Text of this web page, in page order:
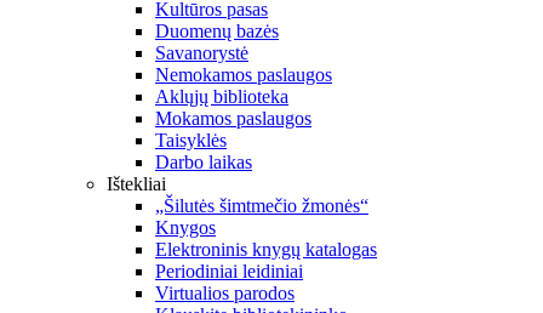
Kultūros pasas
Duomenų bazės
Savanorystė
Nemokamos paslaugos
Aklųjų biblioteka
Mokamos paslaugos
Taisyklės
Darbo laikas
Ištekliai
„Šilutės šimtmečio žmonės“
Knygos
Elektroninis knygų katalogas
Periodiniai leidiniai
Virtualios parodos